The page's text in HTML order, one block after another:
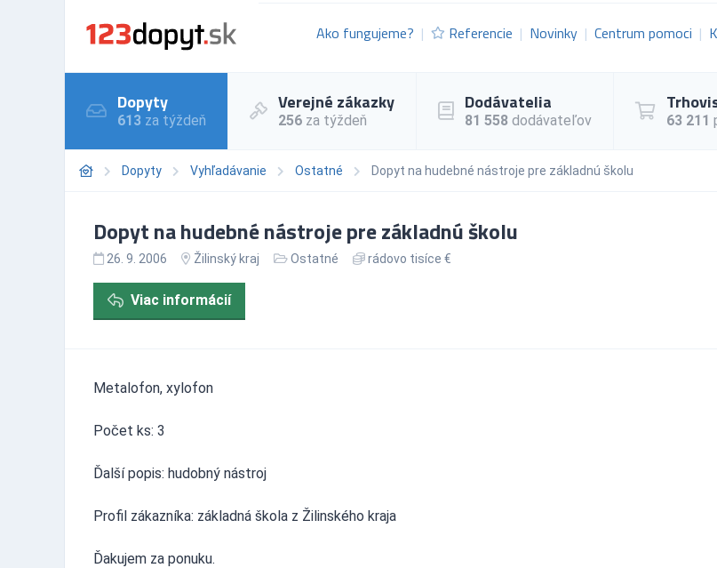
Ako fungujeme? Referencie Novinky Centrum pomoci
Dopyty
613 za týždeň
Verejné zákazky
256 za týždeň
Dodávatelia
81 558 dodávateľov 63 211
Dopyty Vyhľadávanie Ostatné Dopyt na hudebné nástroje pre základnú školu
Dopyt na hudebné nástroje pre základnú školu
26. 9. 2006 Žilinský kraj Ostatné rádovo tisíce €
Viac informácií
Metalofon, xylofon
Počet ks: 3
Ďalší popis: hudobný nástroj
Profil zákazníka: základná škola z Žilinského kraja
Ďakujem za ponuku.